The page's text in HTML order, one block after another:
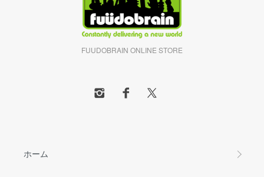
FUUDOBRAIN ONLINE STORE
ホーム